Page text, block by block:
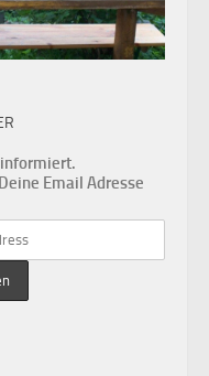
Email Adresse